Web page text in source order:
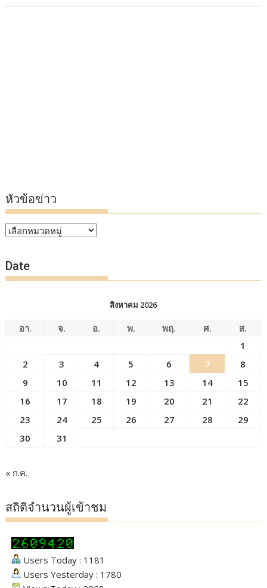
หัวข้อข่าว
หัวข้อ
Date
สิงหาคม 2026
อา. จ. อ. พ. พฤ. ศ.
ส.
1
2
3 4 5 6 7
8
9
10 11 12 13 14
15
16
17 18 19 20 21
22
23
24 25 26 27 28
29
30
31
« ก.ค.
สถิติจำนวนผู้เข้าชม
Users Today : 1181
Users Yesterday : 1780